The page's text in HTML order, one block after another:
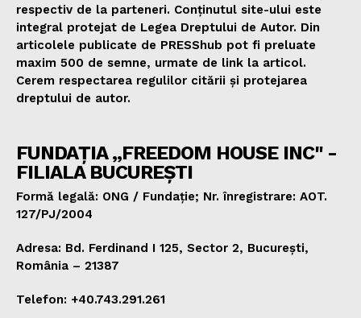
respectiv de la parteneri. Conținutul site-ului este
integral protejat de Legea Dreptului de Autor. Din
articolele publicate de PRESShub pot fi preluate
maxim 500 de semne, urmate de link la articol.
Cerem respectarea regulilor citării și protejarea
dreptului de autor.
FUNDAȚIA „FREEDOM HOUSE INC" -
FILIALA BUCUREȘTI
Formă legală: ONG / Fundație; Nr. înregistrare: AOT.
127/PJ/2004
Adresa: Bd. Ferdinand I 125, Sector 2, București,
România – 21387
Telefon: +40.743.291.261